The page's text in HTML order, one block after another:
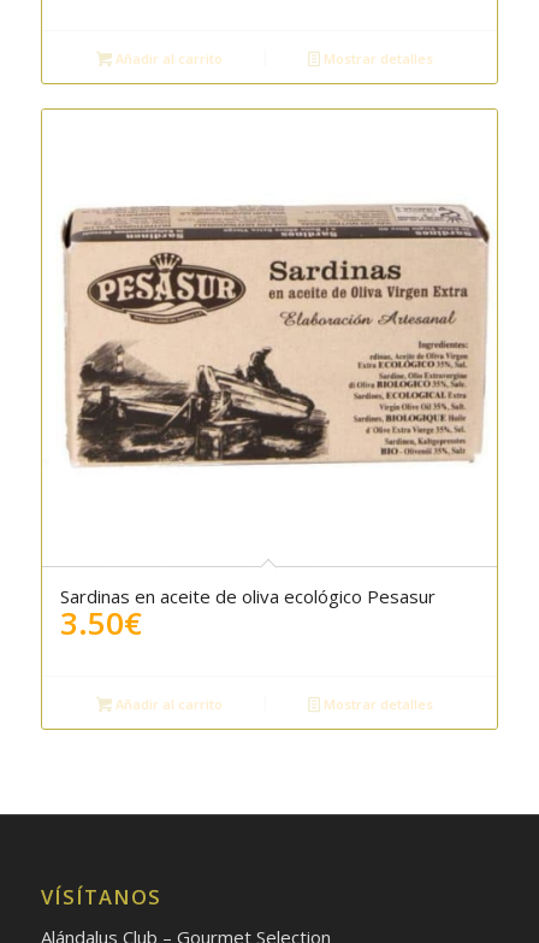
Añadir al carrito Mostrar detalles
Sardinas en aceite de oliva ecológico Pesasur
3.50€
Añadir al carrito Mostrar detalles
VÍSÍTANOS
Alándalus Club – Gourmet Selection